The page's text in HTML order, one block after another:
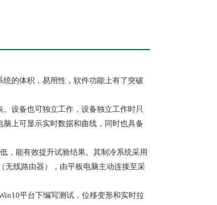
的体积，易用性，软件功能上有了突破
设备也可独立工作，设备独立工作时只
上可显示实时数据和曲线，同时也具备
，能有效提升试验结果。其制冷系统采用
无线路由器），由平板电脑主动连接至采
平台下编写测试，位移变形和实时拉